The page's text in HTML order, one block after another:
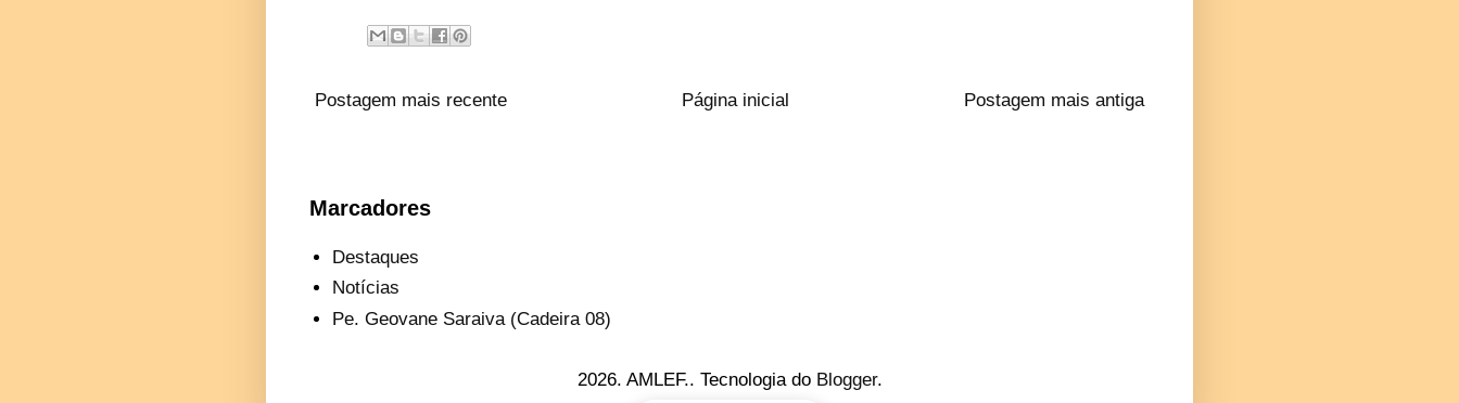
Postagem mais recente Postagem mais antiga
Página inicial
Marcadores
Destaques
Notícias
Pe. Geovane Saraiva (Cadeira 08)
2026. AMLEF.. Tecnologia do Blogger.